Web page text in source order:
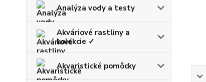
Analýza vody a testy
Akváriové rastliny a
kolekcie ✓
Akvaristické pomôcky